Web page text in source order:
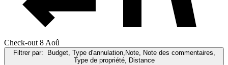
Check-out 8 Aoû
Filtrer par:
Budget, Type d'annulation,Note, Note des commentaires,
Type de propriété, Distance